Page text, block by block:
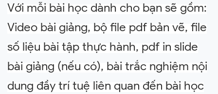
Với mỗi bài học dành cho bạn sẽ gồm:
Video bài giảng, bộ file pdf bản vẽ, file
số liệu bài tập thực hành, pdf in slide
bài giảng (nếu có), bài trắc nghiệm nội
dung đầy trí tuệ liên quan đến bài học